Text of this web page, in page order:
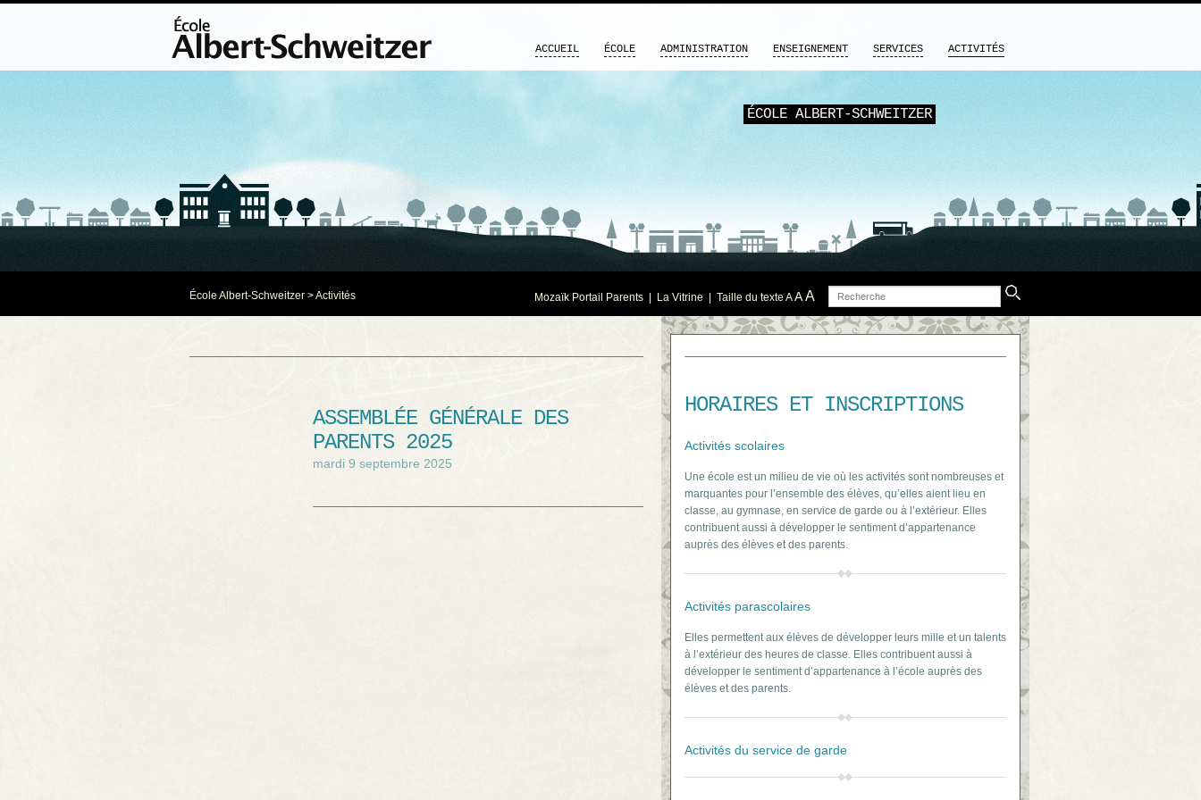
ÉCOLE ALBERT-SCHWEITZER
ACCUEIL ÉCOLE ADMINISTRATION ENSEIGNEMENT SERVICES ACTIVITÉS
École Albert-Schweitzer > Activités Mozaïk Portail Parents La Vitrine | Taille du texte A AA Recherche
ASSEMBLÉE GÉNÉRALE DES
PARENTS 2025
mardi 9 septembre 2025
HORAIRES ET INSCRIPTIONS
Activités scolaires
Une école est un milieu de vie où les activités sont nombreuses et
marquantes pour l’ensemble des élèves, qu’elles aient lieu en
classe, au gymnase, en service de garde ou à l’extérieur. Elles
contribuent aussi à développer le sentiment d’appartenance
auprès des élèves et des parents.
Activités parascolaires
Elles permettent aux élèves de développer leurs mille et un talents
à l’extérieur des heures de classe. Elles contribuent aussi à
développer le sentiment d’appartenance à l’école auprès des
élèves et des parents.
Activités du service de garde